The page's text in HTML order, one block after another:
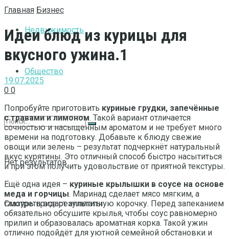
Недвижимость
Общество
Нет результатов
Смотреть все результаты
Главная Бизнес
Идеи блюд из курицы для
вкусного ужина.1
19.07.2025
0 0
Попробуйте приготовить куриные грудки, запечённые
с травами и лимоном. Такой вариант отличается
сочностью и насыщенным ароматом и не требует много
времени на подготовку. Добавьте к блюду свежие
овощи или зелень – результат подчеркнёт натуральный
вкус курятины. Это отличный способ быстро насытиться
и при этом получить удовольствие от приятной текстуры.
Ещё одна идея – куриные крылышки в соусе на основе
меда и горчицы. Маринад сделает мясо мягким, а
глазурь придаст аппетитную корочку. Перед запеканием
обязательно обсушите крылья, чтобы соус равномерно
прилип и образовалась ароматная корка. Такой ужин
отлично подойдёт для уютной семейной обстановки и